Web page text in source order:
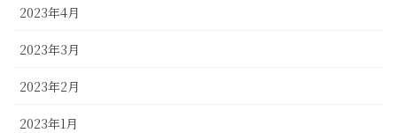
2023年4月
2023年3月
2023年2月
2023年1月